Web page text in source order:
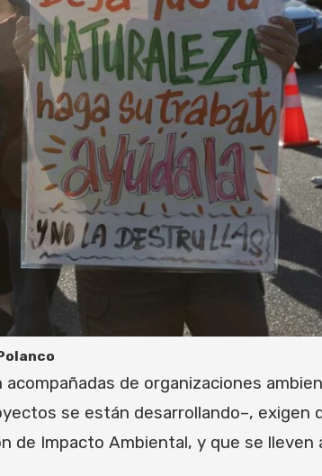
de organizaciones
se están desarrollando–, exigen
de Impacto Ambiental, y que se lleven